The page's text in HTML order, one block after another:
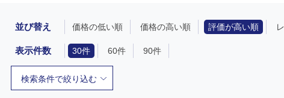
並び替え 価格の低い順 価格の高い順 評価が高い順
表示件数 30件 60件 90件
検索条件で絞り込む